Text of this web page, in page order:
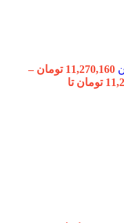
11,270,160 تومان –
محدوده قیمت: 11,270,160 تومان تا